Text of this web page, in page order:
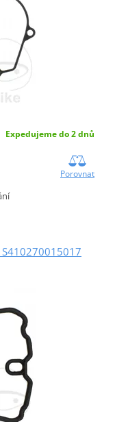
Expedujeme do 2 dnů
Porovnat
S410270015017